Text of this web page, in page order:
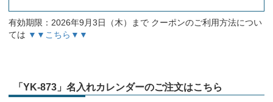
有効期限：2026年9月3日（木）まで クーポンのご利用方法につい
ては ▼▼こちら▼▼
「YK-873」名入れカレンダーのご注文はこちら